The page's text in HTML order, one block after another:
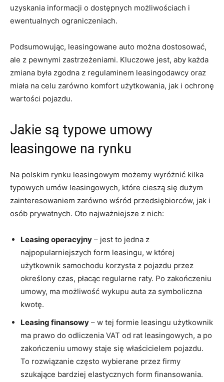
uzyskania informacji o dostępnych możliwościach i
ewentualnych ograniczeniach.
Podsumowując, leasingowane auto można‍ dostosować,
ale z pewnymi zastrzeżeniami. Kluczowe jest, aby każda
zmiana była zgodna z regulaminem leasingodawcy ‌oraz
miała na celu zarówno komfort użytkowania, jak i ochronę
wartości pojazdu.
Jakie są typowe umowy
⁢leasingowe na rynku
Na‍ polskim ⁢rynku ⁤leasingowym ​możemy wyróżnić kilka
typowych umów leasingowych, które ​cieszą się ⁣dużym
zainteresowaniem zarówno wśród przedsiębiorców, jak i
osób prywatnych. Oto najważniejsze z nich:
Leasing operacyjny – jest to jedna​ z
najpopularniejszych form leasingu, ⁤w której
użytkownik samochodu ​korzysta z pojazdu przez
określony ‍czas, płacąc regularne raty. Po ‍zakończeniu
umowy, ma możliwość wykupu auta za symboliczna
kwotę.
Leasing finansowy – w tej formie leasingu użytkownik
ma ⁣prawo‍ do ⁣odliczenia VAT od rat‌ leasingowych, a po
zakończeniu umowy staje się właścicielem pojazdu.
To⁤ rozwiązanie często wybierane przez ‍firmy
⁤szukające bardziej elastycznych form finansowania.